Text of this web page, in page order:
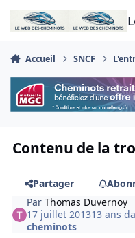
Aller au contenu
Accueil SNCF
Contenu de la
Partager
ParThomas Duvernoy
17 juillet 201313 ans
cheminots